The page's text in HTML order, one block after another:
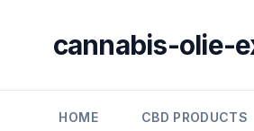
cannabis-olie-
HOME CBD PRODUCTS